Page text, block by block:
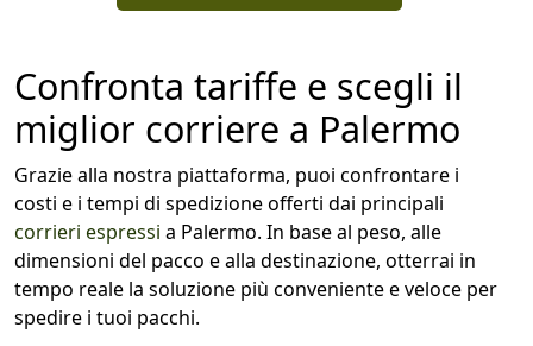
Confronta tariffe e scegli il
miglior corriere a Palermo
Grazie alla nostra piattaforma, puoi confrontare i
costi e i tempi di spedizione offerti dai principali
corrieri espressi a Palermo. In base al peso, alle
dimensioni del pacco e alla destinazione, otterrai in
tempo reale la soluzione più conveniente e veloce per
spedire i tuoi pacchi.